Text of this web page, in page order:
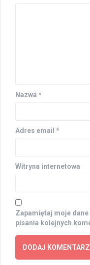
Nazwa *
Adres email *
Witryna internetowa
Zapamiętaj moje
pisania kolejnych